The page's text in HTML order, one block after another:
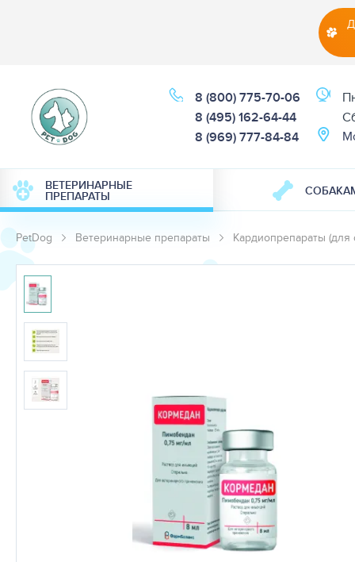
8 (800) 775-70-06
8 (495) 162-64-44
8 (969) 777-84-84
ВЕТЕРИНАРНЫЕ
ПРЕПАРАТЫ
PetDog Ветеринарные препараты Кардиопрепараты (для